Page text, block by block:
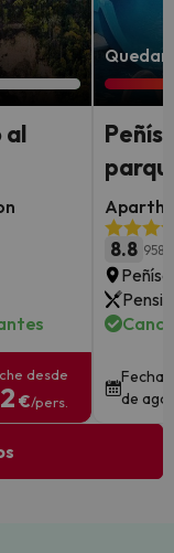
al
desde
€/pers.
8.8 958
de